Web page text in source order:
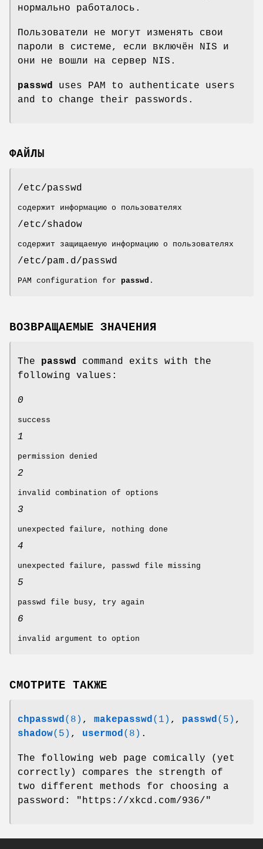
нормально работалось.
Пользователи не могут изменять свои
пароли в системе, если включён NIS и
они не вошли на сервер NIS.
passwd
uses PAM to authenticate users
and to change their passwords.
ФАЙЛЫ
/etc/passwd
содержит информацию о пользователях
/etc/shadow
содержит защищаемую информацию о пользователях
/etc/pam.d/passwd
PAM configuration for passwd .
ВОЗВРАЩАЕМЫЕ ЗНАЧЕНИЯ
The passwd command exits with the
following values:
0
success
1
permission denied
2
invalid combination of options
3
unexpected failure, nothing done
4
unexpected failure, passwd file missing
5
passwd file busy, try again
6
invalid argument to option
СМОТРИТЕ ТАКЖЕ
chpasswd(8) , makepasswd(1) , passwd(5) ,
shadow(5) , usermod(8) .
The following web page comically (yet
correctly) compares the strength of
two different methods for choosing a
password: "https://xkcd.com/936/"